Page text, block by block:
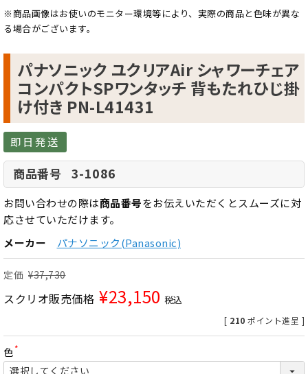
※商品画像はお使いのモニター環境等により、実際の商品と色味が異な
る場合がございます。
パナソニック ユクリアAir シャワーチェア
コンパクトSPワンタッチ 背もたれひじ掛
け付き PN-L41431
即日発送
商品番号 3-1086
お問い合わせの際は商品番号をお伝えいただくとスムーズに対
応させていただけます。
メーカー
パナソニック(Panasonic)
定価 ¥37,730
スクリオ販売価格 ¥23,150 税込
[ 210 ポイント進呈 ]
色
(
必